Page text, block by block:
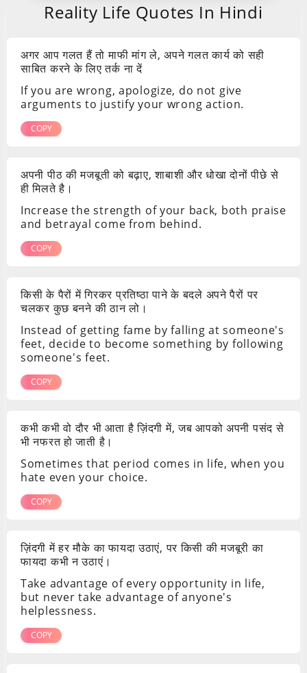
Reality Life Quotes In Hindi
अगर आप गलत हैं तो माफी मांग ले, अपने गलत कार्य को सही
साबित करने के लिए तर्क ना दें
If you are wrong, apologize, do not give
arguments to justify your wrong action.
COPY
अपनी पीठ की मजबूती को बढ़ाए, शाबाशी और धोखा दोनों पीछे से
ही मिलते है।
Increase the strength of your back, both praise
and betrayal come from behind.
COPY
किसी के पैरों में गिरकर प्रतिष्ठा पाने के बदले अपने पैरों पर
चलकर कुछ बनने की ठान लो।
Instead of getting fame by falling at someone's
feet, decide to become something by following
someone's feet.
COPY
कभी कभी वो दौर भी आता है ज़िंदगी में, जब आपको अपनी पसंद से
भी नफरत हो जाती है।
Sometimes that period comes in life, when you
hate even your choice.
COPY
ज़िंदगी में हर मौके का फायदा उठाएं, पर किसी की मजबूरी का
फायदा कभी न उठाएं।
Take advantage of every opportunity in life,
but never take advantage of anyone's
helplessness.
COPY